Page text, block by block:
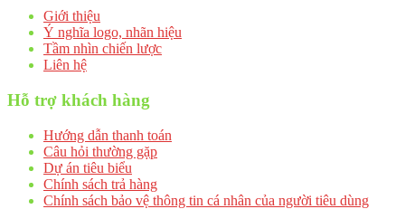
Giới thiệu
Ý nghĩa logo, nhãn hiệu
Tầm nhìn chiến lược
Liên hệ
Hỗ trợ khách hàng
Hướng dẫn thanh toán
Câu hỏi thường gặp
Dự án tiêu biểu
Chính sách trả hàng
Chính sách bảo vệ thông tin cá nhân của người tiêu dùng